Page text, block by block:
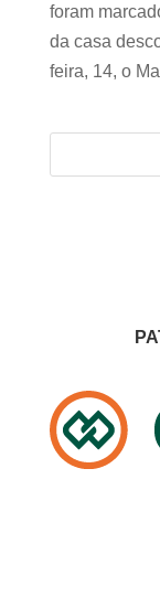
foram
da casa
feira, 14, o